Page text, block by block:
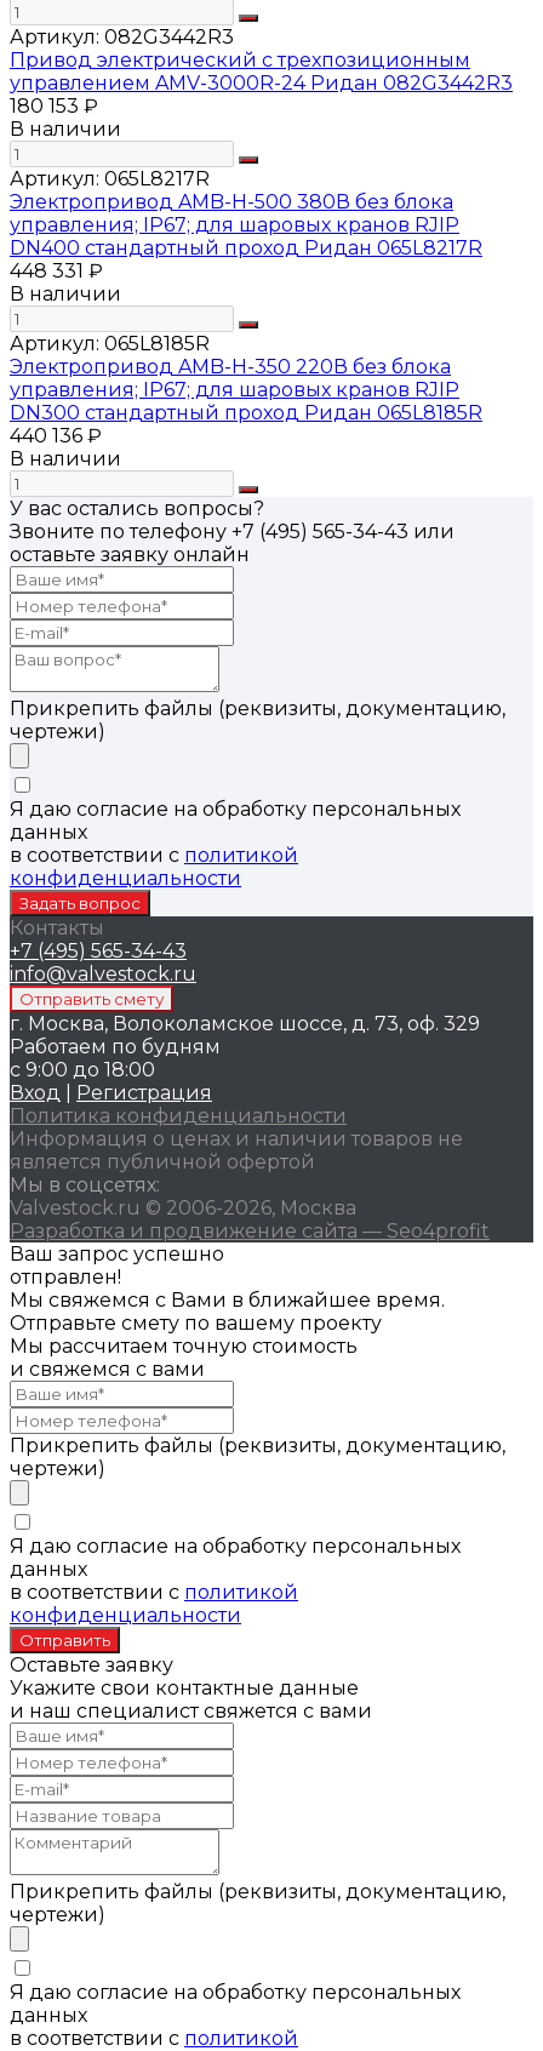
Артикул: 082G3442R3
Привод электрический с трехпозиционным
управлением AMV-3000R-24 Ридан 082G3442R3
180 153 ₽
В наличии
Артикул: 065L8217R
Электропривод AMB-H-500 380В без блока
управления; IP67; для шаровых кранов RJIP
DN400 стандартный проход Ридан 065L8217R
448 331 ₽
В наличии
Артикул: 065L8185R
Электропривод AMB-H-350 220В без блока
управления; IP67; для шаровых кранов RJIP
DN300 стандартный проход Ридан 065L8185R
440 136 ₽
В наличии
У вас остались вопросы?
Звоните по телефону +7 (495) 565-34-43 или
оставьте заявку онлайн
Прикрепить файлы (реквизиты, документацию,
чертежи)
Я даю согласие на обработку персональных
данных
в соответствии с политикой
конфиденциальности
Контакты
+7 (495) 565-34-43
info@valvestock.ru
г. Москва, Волоколамское шоссе, д. 73, оф. 329
Работаем по будням
с 9:00 до 18:00
Вход
Регистрация
Политика конфиденциальности
Информация о ценах и наличии товаров не
является публичной офертой
Мы в соцсетях:
Valvestock.ru © 2006-2026, Москва
Разработка и продвижение сайта — Seo4profit
Ваш запрос успешно
отправлен!
Мы свяжемся с Вами в ближайшее время.
Отправьте смету по вашему проекту
Мы рассчитаем точную стоимость
и свяжемся с вами
Прикрепить файлы (реквизиты, документацию,
чертежи)
Я даю согласие на обработку персональных
данных
в соответствии с политикой
конфиденциальности
Оставьте заявку
Укажите свои контактные данные
и наш специалист свяжется с вами
Прикрепить файлы (реквизиты, документацию,
чертежи)
Я даю согласие на обработку персональных
данных
в соответствии с политикой